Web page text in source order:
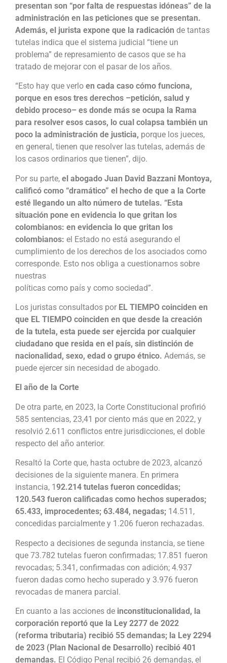
presentan son “por falta de respuestas idóneas” de la
administración en las peticiones que se presentan.
Además, el jurista expone que la radicación de tantas
tutelas indica que el sistema judicial “tiene un
problema” de represamiento de casos que se ha
tratado de mejorar con el pasar de los años.
“Esto hay que verlo en cada caso cómo funciona,
porque en esos tres derechos –petición, salud y
debido proceso– es donde más se ocupa la Rama
para resolver esos casos, lo cual colapsa también un
poco la administración de justicia, porque los jueces,
en general, tienen que resolver las tutelas, además de
los casos ordinarios que tienen”, dijo.
Por su parte, el abogado Juan David Bazzani Montoya,
calificó como “dramático” el hecho de que a la Corte
esté llegando un alto número de tutelas. “Esta
situación pone en evidencia lo que gritan los
colombianos: en evidencia lo que gritan los
colombianos: el Estado no está asegurando el
cumplimiento de los derechos de los asociados como
corresponde. Esto nos obliga a cuestionarnos sobre
nuestras
políticas como país y como sociedad”.
Los juristas consultados por EL TIEMPO coinciden en
que EL TIEMPO coinciden en que desde la creación
de la tutela, esta puede ser ejercida por cualquier
ciudadano que resida en el país, sin distinción de
nacionalidad, sexo, edad o grupo étnico. Además, se
puede ejercer sin necesidad de abogado.
El año de la Corte
De otra parte, en 2023, la Corte Constitucional profirió
585 sentencias, 23,41 por ciento más que en 2022, y
resolvió 2.611 conflictos entre jurisdicciones, el doble
respecto del año anterior.
Resaltó la Corte que, hasta octubre de 2023, alcanzó
decisiones de la siguiente manera. En primera
instancia, 1 92.214 tutelas fueron concedidas;
120.543 fueron calificadas como hechos superados;
65.433, improcedentes; 63.484, negadas; 14.511,
concedidas parcialmente y 1.206 fueron rechazadas.
Respecto a decisiones de segunda instancia, se tiene
que 73.782 tutelas fueron confirmadas; 17.851 fueron
revocadas; 5.341, confirmadas con adición; 4.937
fueron dadas como hecho superado y 3.976 fueron
revocadas de manera parcial.
En cuanto a las acciones de inconstitucionalidad, la
corporación reportó que la Ley 2277 de 2022
(reforma tributaria) recibió 55 demandas; la Ley 2294
de 2023 (Plan Nacional de Desarrollo) recibió 401
demandas. El Código Penal recibió 26 demandas, el